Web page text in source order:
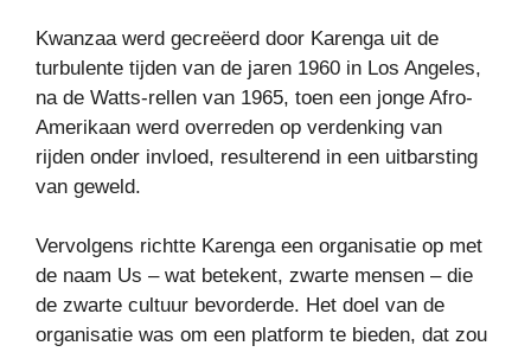
Kwanzaa werd gecreëerd door Karenga uit de
turbulente tijden van de jaren 1960 in Los Angeles,
na de Watts-rellen van 1965, toen een jonge Afro-
Amerikaan werd overreden op verdenking van
rijden onder invloed, resulterend in een uitbarsting
van geweld.
Vervolgens richtte Karenga een organisatie op met
de naam Us – wat betekent, zwarte mensen – die
de zwarte cultuur bevorderde. Het doel van de
organisatie was om een platform te bieden, dat zou